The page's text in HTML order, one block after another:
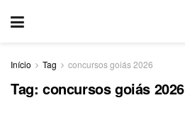
Início Tag concursos goiás 2026
Tag: concursos goiás 2026